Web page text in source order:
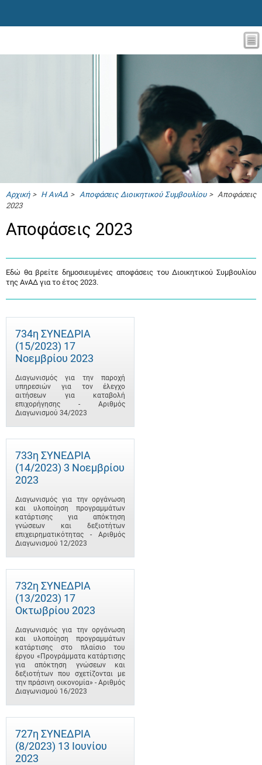
Αρχική> Η ΑνΑΔ > Αποφάσεις Διοικητικού Συμβουλίου> Αποφάσεις
2023
Αποφάσεις 2023
Εδώ θα βρείτε δημοσιευμένες αποφάσεις του Διοικητικού Συμβουλίου
της ΑνΑΔ για το έτος 2023.
734η ΣΥΝΕΔΡΙΑ
(15/2023) 17
Νοεμβρίου 2023
Διαγωνισμός για την παροχή
υπηρεσιών για τον έλεγχο
αιτήσεων για καταβολή
επιχορήγησης - Αριθμός
Διαγωνισμού 34/2023
733η ΣΥΝΕΔΡΙΑ
(14/2023) 3 Νοεμβρίου
2023
Διαγωνισμός για την οργάνωση
και υλοποίηση προγραμμάτων
κατάρτισης για απόκτηση
γνώσεων και δεξιοτήτων
επιχειρηματικότητας - Αριθμός
Διαγωνισμού 12/2023
732η ΣΥΝΕΔΡΙΑ
(13/2023) 17
Οκτωβρίου 2023
Διαγωνισμός για την οργάνωση
και υλοποίηση προγραμμάτων
κατάρτισης στο πλαίσιο του
έργου «Προγράμματα κατάρτισης
για απόκτηση γνώσεων και
δεξιοτήτων που σχετίζονται με
την πράσινη οικονομία» - Αριθμός
Διαγωνισμού 16/2023
727η ΣΥΝΕΔΡΙΑ
(8/2023) 13 Ιουνίου
2023